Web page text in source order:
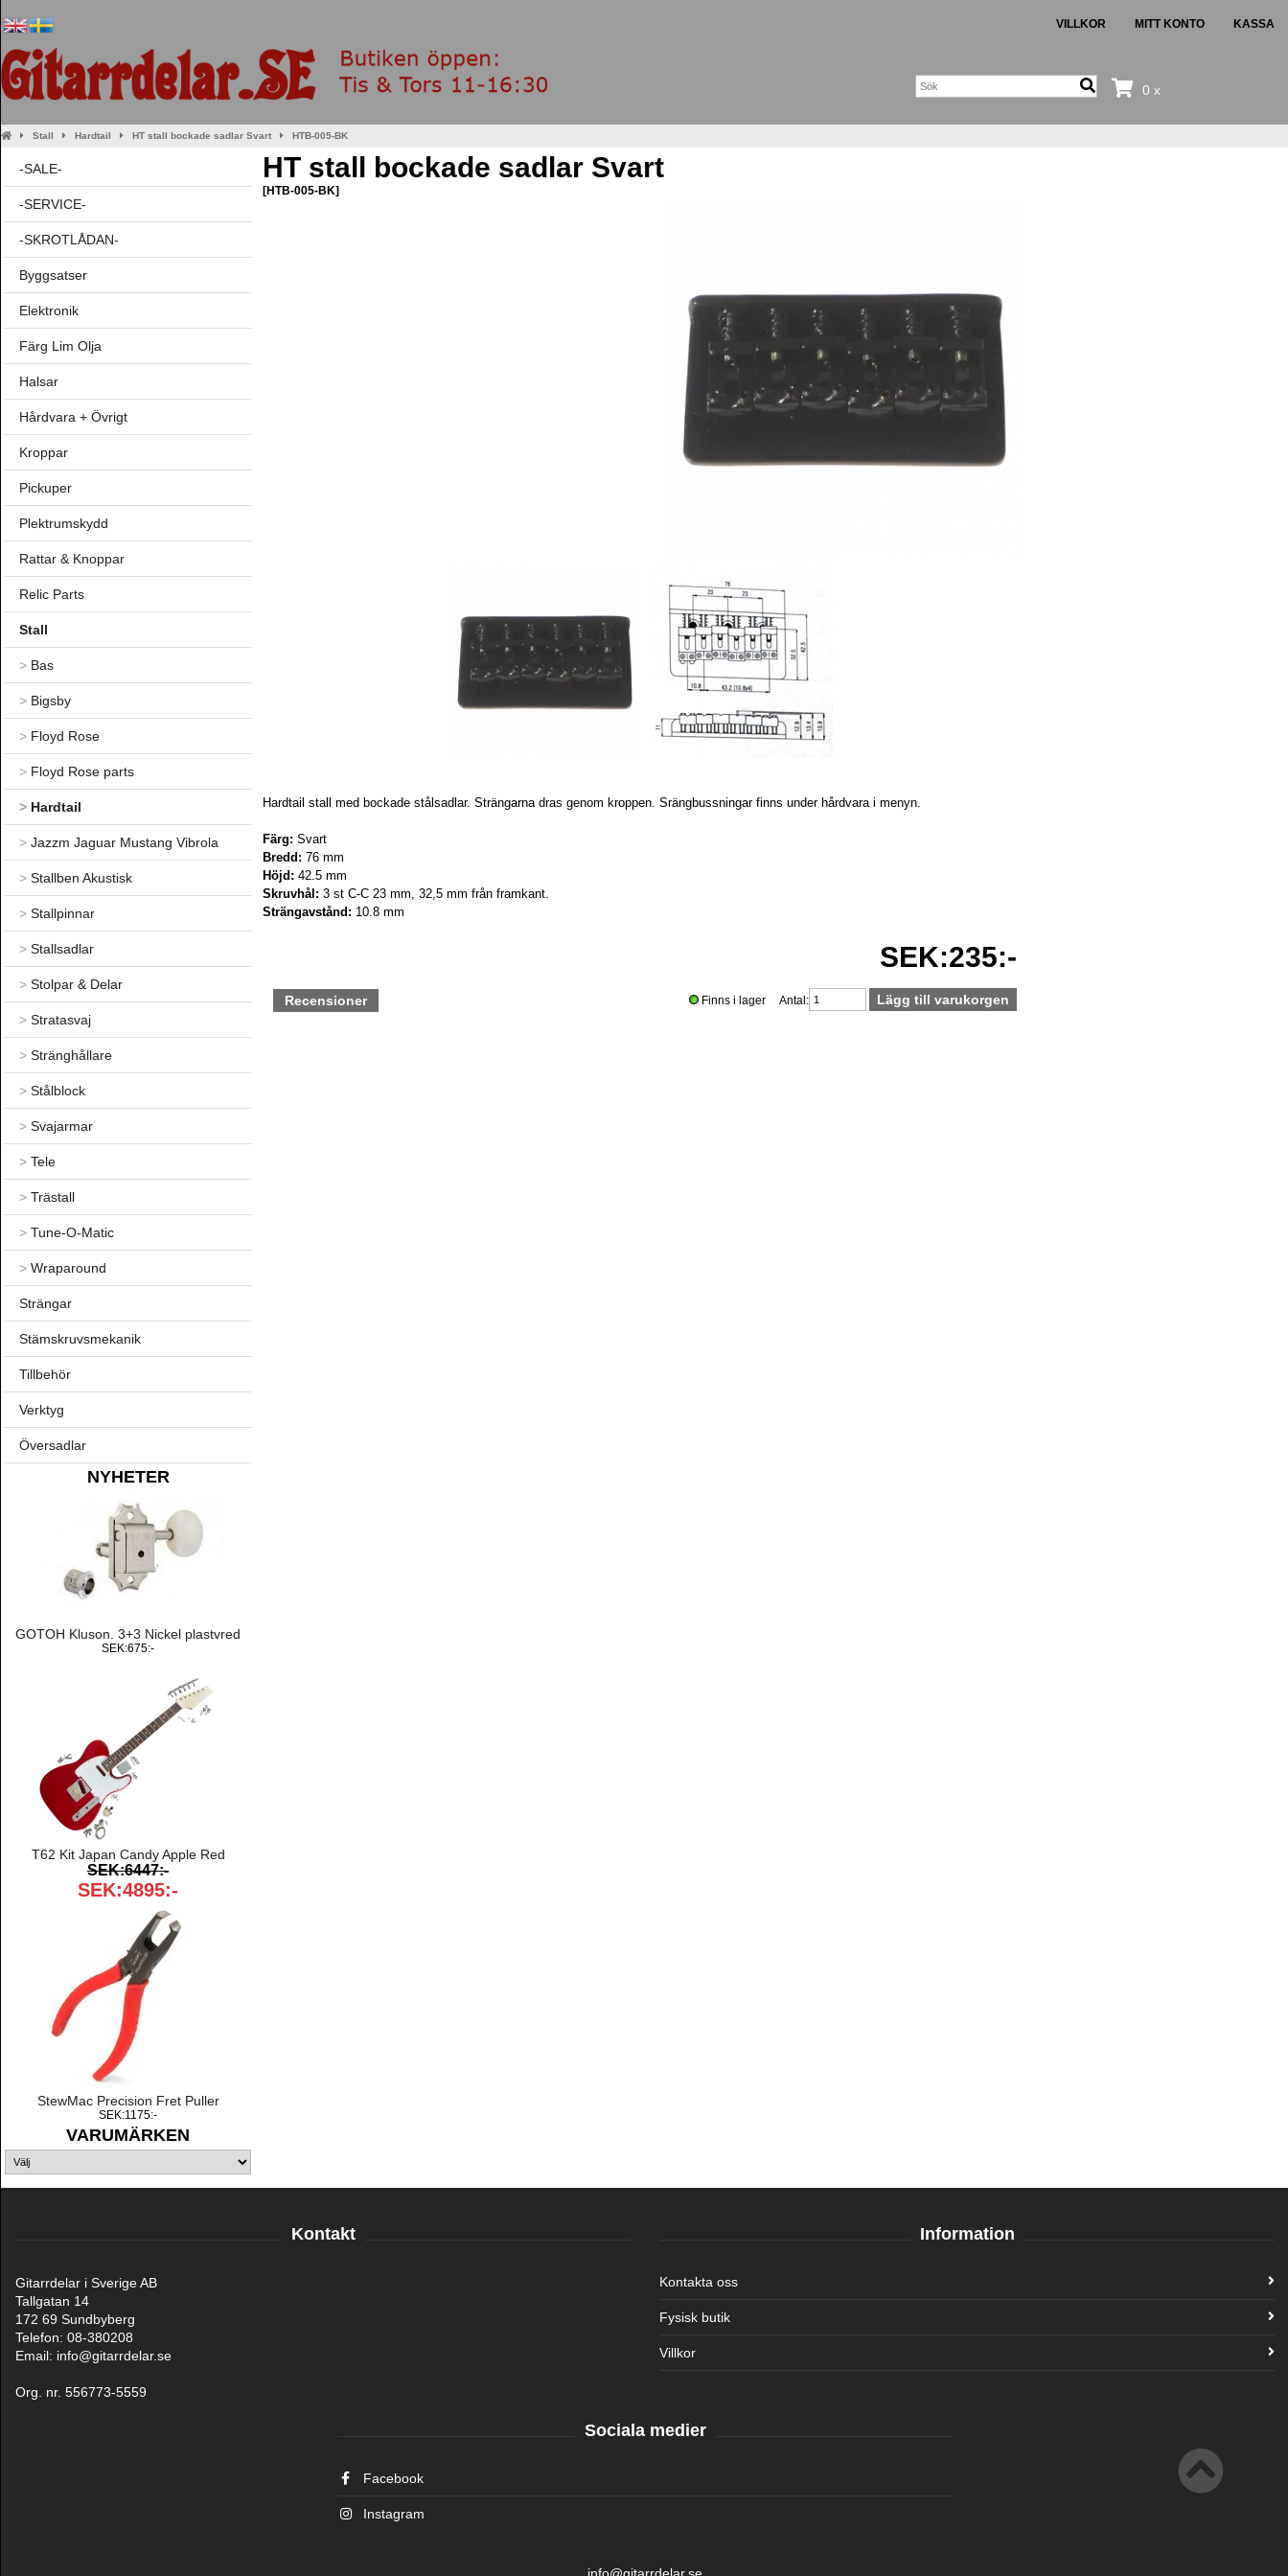
VILLKOR MITT KONTO KASSA
0 x
Stall Hardtail HT stall bockade sadlar Svart HTB-005-BK
-SALE-
-SERVICE-
-SKROTLÅDAN-
Byggsatser
Elektronik
Färg Lim Olja
Halsar
Hårdvara + Övrigt
Kroppar
Pickuper
Plektrumskydd
Rattar & Knoppar
Relic Parts
Stall
> Bas
> Bigsby
> Floyd Rose
> Floyd Rose parts
> Hardtail
> Jazzm Jaguar Mustang Vibrola
> Stallben Akustisk
> Stallpinnar
> Stallsadlar
> Stolpar & Delar
> Stratasvaj
> Stränghållare
> Stålblock
> Svajarmar
> Tele
> Trästall
> Tune-O-Matic
> Wraparound
Strängar
Stämskruvsmekanik
Tillbehör
Verktyg
Översadlar
NYHETER
GOTOH Kluson. 3+3 Nickel plastvred
SEK:675:-
T62 Kit Japan Candy Apple Red
SEK:6447:-
SEK:4895:-
StewMac Precision Fret Puller
SEK:1175:-
VARUMÄRKEN
HT stall bockade sadlar Svart
[HTB-005-BK]
Hardtail stall med bockade stålsadlar. Strängarna dras genom kroppen. Srängbussningar finns under hårdvara i menyn.
Färg: Svart
Bredd: 76 mm
Höjd: 42.5 mm
Skruvhål: 3 st C-C 23 mm, 32,5 mm från framkant.
Strängavstånd: 10.8 mm
Recensioner
SEK:235:-
Finns i lager Antal:
Kontakt
Gitarrdelar i Sverige AB
Tallgatan 14
172 69 Sundbyberg
Telefon: 08-380208
Email: info@gitarrdelar.se
Org. nr. 556773-5559
Information
Kontakta oss
Fysisk butik
Villkor
Sociala medier
Facebook
Instagram